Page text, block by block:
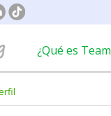
¿Qué es